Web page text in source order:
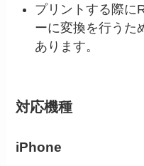
プリントする際に
ーに変換を行うた
あります。
対応機種
iPhone